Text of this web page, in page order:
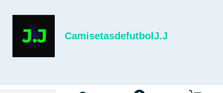
CamisetasdefutbolJ.J